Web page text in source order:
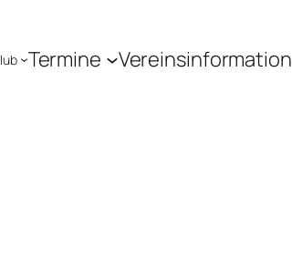
Termine Vereinsinformation